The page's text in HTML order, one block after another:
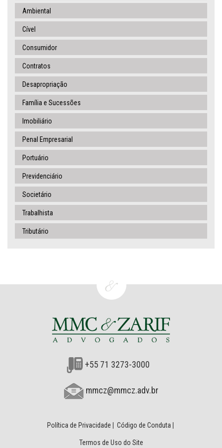
Ambiental
Cível
Consumidor
Contratos
Desapropriação
Família e Sucessões
Imobiliário
Penal Empresarial
Portuário
Previdenciário
Societário
Trabalhista
Tributário
+55 71 3273-3000
mmcz@mmcz.adv.br
Política de Privacidade Código de Conduta
Termos de Uso do Site